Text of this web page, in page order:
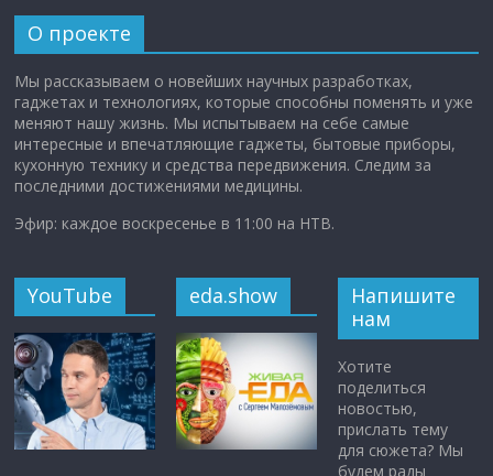
О проекте
Мы рассказываем о новейших научных разработках,
гаджетах и технологиях, которые способны поменять и уже
меняют нашу жизнь. Мы испытываем на себе самые
интересные и впечатляющие гаджеты, бытовые приборы,
кухонную технику и средства передвижения. Следим за
последними достижениями медицины.
Эфир: каждое воскресенье в 11:00 на НТВ.
YouTube eda.show
Напишите
нам
Хотите
поделиться
новостью,
прислать тему
для сюжета? Мы
будем рады